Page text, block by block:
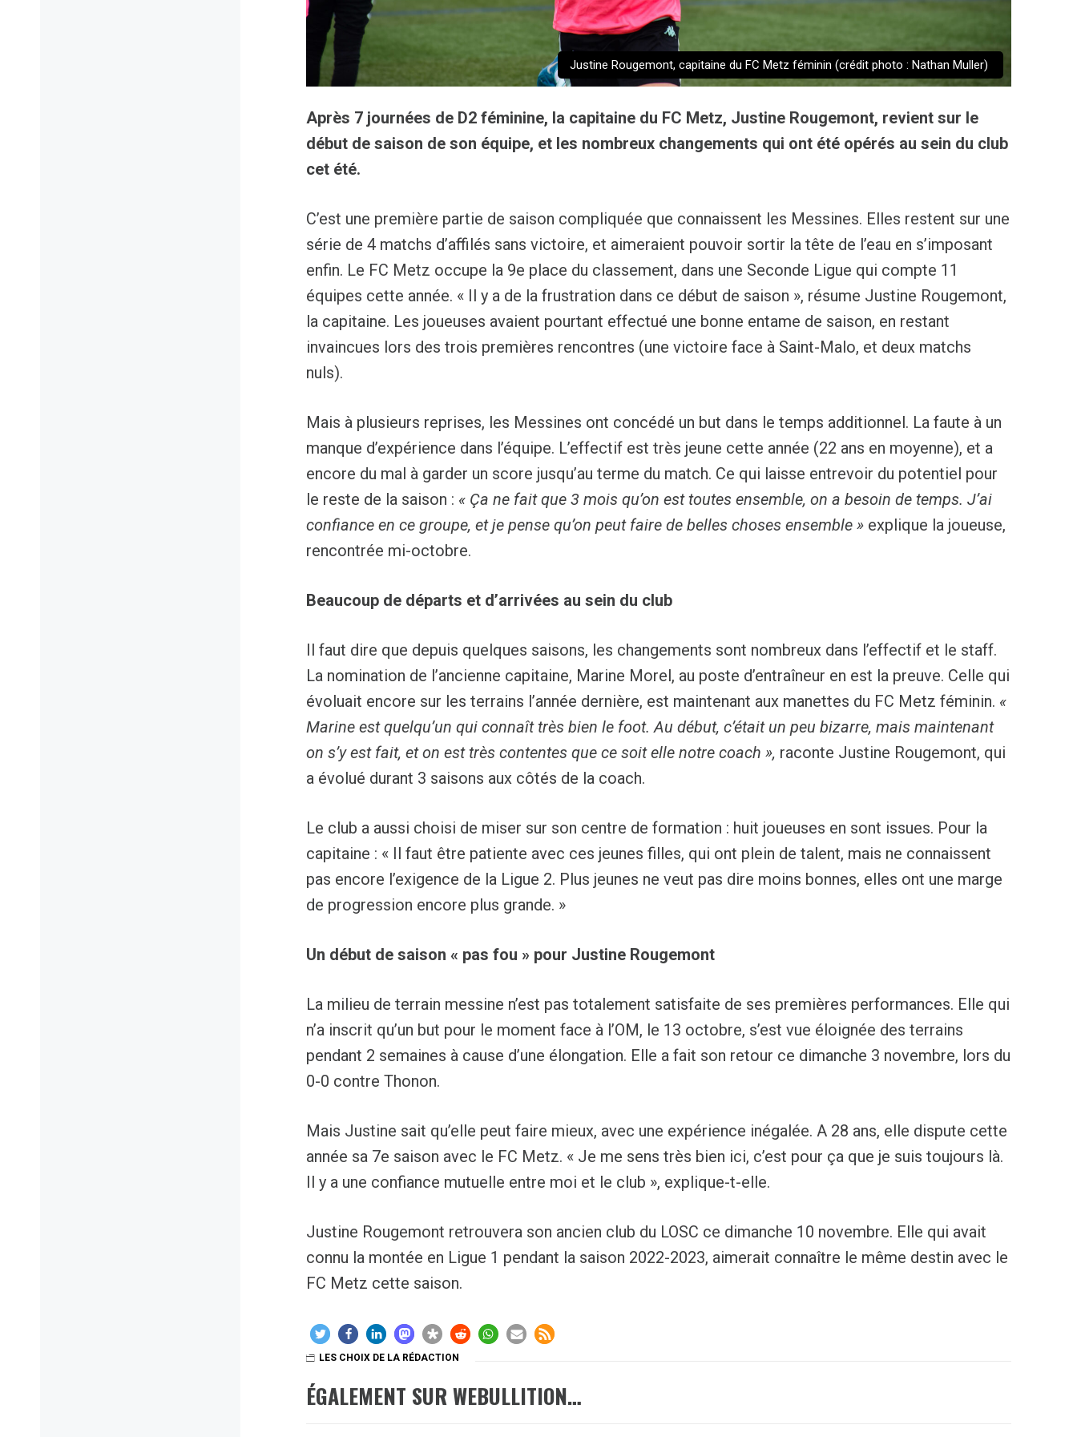
Justine Rougemont, capitaine du FC Metz féminin (crédit photo : Nathan Muller)
Après 7 journées de D2 féminine, la capitaine du FC Metz, Justine Rougemont, revient sur le
début de saison de son équipe, et les nombreux changements qui ont été opérés au sein du club
cet été.
C’est une première partie de saison compliquée que connaissent les Messines. Elles restent sur une
série de 4 matchs d’affilés sans victoire, et aimeraient pouvoir sortir la tête de l’eau en s’imposant
enfin. Le FC Metz occupe la 9e place du classement, dans une Seconde Ligue qui compte 11
équipes cette année. « Il y a de la frustration dans ce début de saison », résume Justine Rougemont,
la capitaine. Les joueuses avaient pourtant effectué une bonne entame de saison, en restant
invaincues lors des trois premières rencontres (une victoire face à Saint-Malo, et deux matchs
nuls).
Mais à plusieurs reprises, les Messines ont concédé un but dans le temps additionnel. La faute à un
manque d’expérience dans l’équipe. L’effectif est très jeune cette année (22 ans en moyenne), et a
encore du mal à garder un score jusqu’au terme du match. Ce qui laisse entrevoir du potentiel pour
le reste de la saison : « Ça ne fait que 3 mois qu’on est toutes ensemble, on a besoin de temps. J’ai
confiance en ce groupe, et je pense qu’on peut faire de belles choses ensemble » explique la joueuse,
rencontrée mi-octobre.
Beaucoup de départs et d’arrivées au sein du club
Il faut dire que depuis quelques saisons, les changements sont nombreux dans l’effectif et le staff.
La nomination de l’ancienne capitaine, Marine Morel, au poste d’entraîneur en est la preuve. Celle qui
évoluait encore sur les terrains l’année dernière, est maintenant aux manettes du FC Metz féminin. «
Marine est quelqu’un qui connaît très bien le foot. Au début, c’était un peu bizarre, mais maintenant
on s’y est fait, et on est très contentes que ce soit elle notre coach », raconte Justine Rougemont, qui
a évolué durant 3 saisons aux côtés de la coach.
Le club a aussi choisi de miser sur son centre de formation : huit joueuses en sont issues. Pour la
capitaine : « Il faut être patiente avec ces jeunes filles, qui ont plein de talent, mais ne connaissent
pas encore l’exigence de la Ligue 2. Plus jeunes ne veut pas dire moins bonnes, elles ont une marge
de progression encore plus grande. »
Un début de saison « pas fou » pour Justine Rougemont
La milieu de terrain messine n’est pas totalement satisfaite de ses premières performances. Elle qui
n’a inscrit qu’un but pour le moment face à l’OM, le 13 octobre, s’est vue éloignée des terrains
pendant 2 semaines à cause d’une élongation. Elle a fait son retour ce dimanche 3 novembre, lors du
0-0 contre Thonon.
Mais Justine sait qu’elle peut faire mieux, avec une expérience inégalée. A 28 ans, elle dispute cette
année sa 7e saison avec le FC Metz. « Je me sens très bien ici, c’est pour ça que je suis toujours là.
Il y a une confiance mutuelle entre moi et le club », explique-t-elle.
Justine Rougemont retrouvera son ancien club du LOSC ce dimanche 10 novembre. Elle qui avait
connu la montée en Ligue 1 pendant la saison 2022-2023, aimerait connaître le même destin avec le
FC Metz cette saison.
LES CHOIX DE LA RÉDACTION
ÉGALEMENT SUR WEBULLITION…